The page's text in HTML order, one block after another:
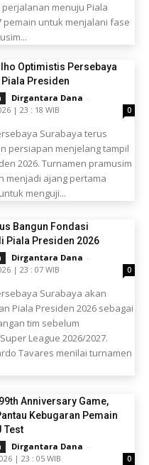
perjalanan menuju Piala
pemain untuk menjalani fase
Optimistis Persebaya
Presiden
Dirgantara Dana -
| 23 : 18 WIB
0
Surabaya terus
persiapan menjelang tampil
2026. Turnamen pramusim
menjadi ajang pertama
menguji...
Bangun Fondasi
Piala Presiden 2026
Dirgantara Dana -
| 23 : 07 WIB
0
Surabaya akan
Piala Presiden 2026 sebagai
tim sebelum
League 2026/2027.
Tavares menilai turnamen
Anniversary Game,
Kebugaran Pemain
Test
Dirgantara Dana -
| 23 : 05 WIB
0